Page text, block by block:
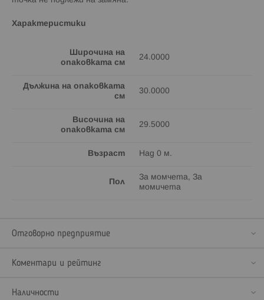
Характеристики
Широчина на
опаковката см
24.0000
Дължина на опаковката
см
30.0000
Височина на
опаковката см
29.5000
Възраст Над 0 м.
Пол
За момчета, За
момичета
Отговорно предприятие
Коментари и рейтинг
Наличности